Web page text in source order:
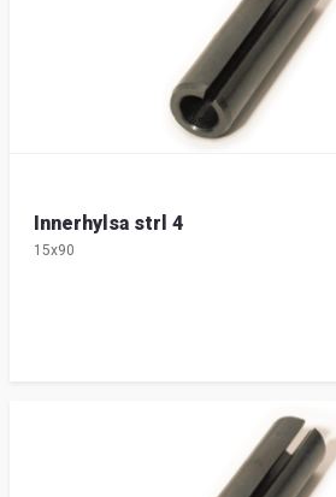
Innerhylsa strl 4
15x90